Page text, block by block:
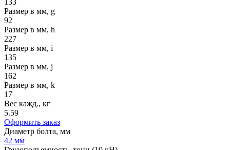
Размер в мм, g
92
Размер в мм, h
227
Размер в мм, i
135
Размер в мм, j
162
Размер в мм, k
17
Вес кажд., кг
5.59
Оформить заказ
Диаметр болта, мм
42 мм